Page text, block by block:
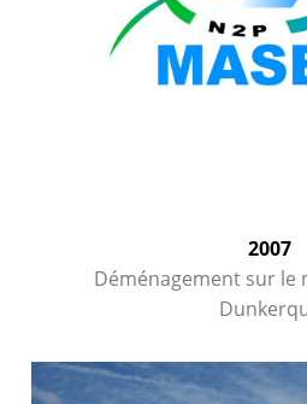
2007
Déménagement sur le